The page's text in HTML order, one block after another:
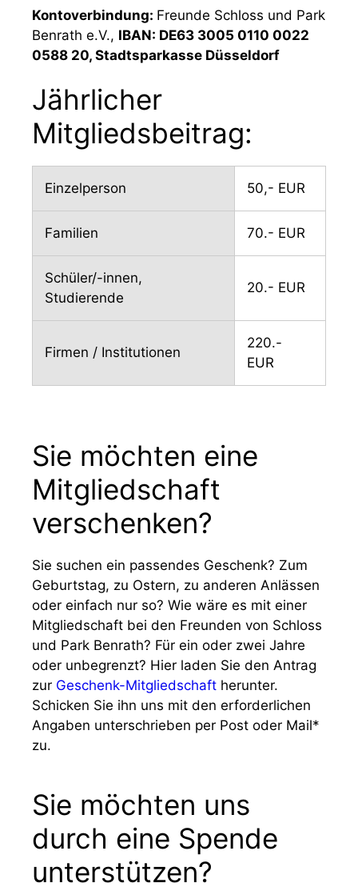
Kontoverbindung: Freunde Schloss und Park
Benrath e.V., IBAN: DE63 3005 0110 0022
0588 20, Stadtsparkasse Düsseldorf
Jährlicher
Mitgliedsbeitrag:
Einzelperson 50,- EUR
Familien 70.- EUR
Schüler/-innen,
Studierende
20.- EUR
Firmen / Institutionen
220.-
EUR
Sie möchten eine
Mitgliedschaft
verschenken?
Sie suchen ein passendes Geschenk? Zum
Geburtstag, zu Ostern, zu anderen Anlässen
oder einfach nur so? Wie wäre es mit einer
Mitgliedschaft bei den Freunden von Schloss
und Park Benrath? Für ein oder zwei Jahre
oder unbegrenzt? Hier laden Sie den Antrag
zur Geschenk-Mitgliedschaft herunter.
Schicken Sie ihn uns mit den erforderlichen
Angaben unterschrieben per Post oder Mail*
zu.
Sie möchten uns
durch eine Spende
unterstützen?